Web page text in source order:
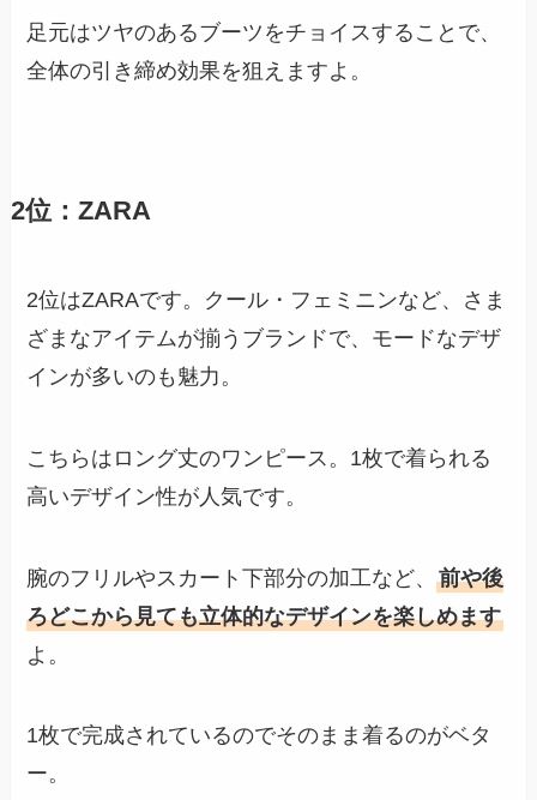
足元はツヤのあるブーツをチョイスすることで、
全体の引き締め効果を狙えますよ。
2位：ZARA
2位はZARAです。クール・フェミニンなど、さま
ざまなアイテムが揃うブランドで、モードなデザ
インが多いのも魅力。
こちらはロング丈のワンピース。1枚で着られる
高いデザイン性が人気です。
腕のフリルやスカート下部分の加工など、前や後
ろどこから見ても立体的なデザインを楽しめます
よ。
1枚で完成されているのでそのまま着るのがベタ
ー。